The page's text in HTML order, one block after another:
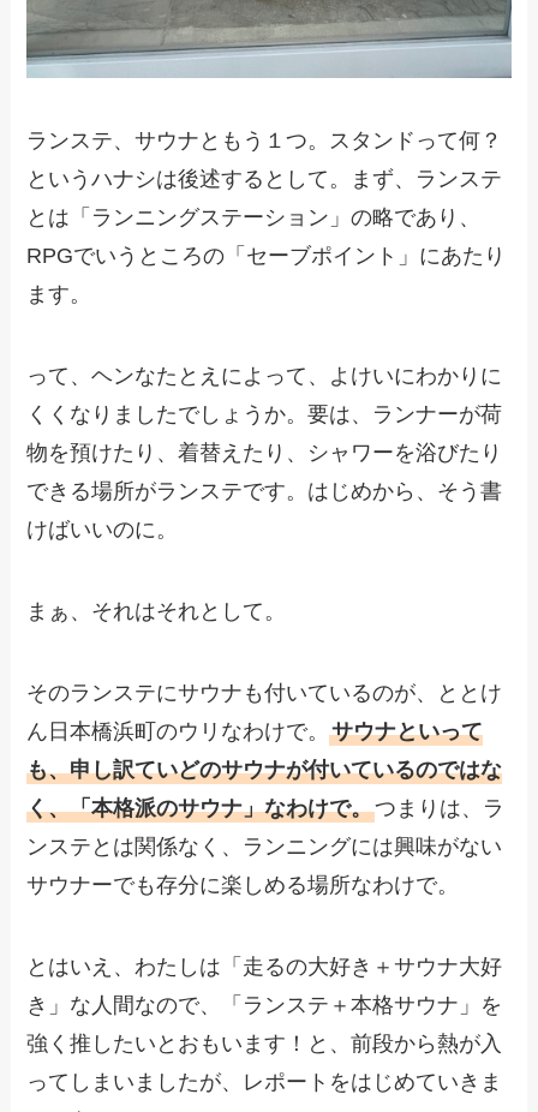
ランステ、サウナともう１つ。スタンドって何？
というハナシは後述するとして。まず、ランステ
とは「ランニングステーション」の略であり、
RPGでいうところの「セーブポイント」にあたり
ます。
って、ヘンなたとえによって、よけいにわかりに
くくなりましたでしょうか。要は、ランナーが荷
物を預けたり、着替えたり、シャワーを浴びたり
できる場所がランステです。はじめから、そう書
けばいいのに。
まぁ、それはそれとして。
そのランステにサウナも付いているのが、ととけ
ん日本橋浜町のウリなわけで。サウナといって
も、申し訳ていどのサウナが付いているのではな
く、「本格派のサウナ」なわけで。つまりは、ラ
ンステとは関係なく、ランニングには興味がない
サウナーでも存分に楽しめる場所なわけで。
とはいえ、わたしは「走るの大好き＋サウナ大好
き」な人間なので、「ランステ＋本格サウナ」を
強く推したいとおもいます！と、前段から熱が入
ってしまいましたが、レポートをはじめていきま